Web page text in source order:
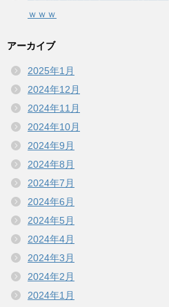
ｗｗｗ
アーカイブ
2025年1月
2024年12月
2024年11月
2024年10月
2024年9月
2024年8月
2024年7月
2024年6月
2024年5月
2024年4月
2024年3月
2024年2月
2024年1月